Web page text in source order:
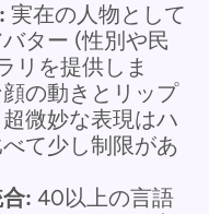
実在の人物として
ター (性別や民
リを提供しま
の動きとリップ
微妙な表現はハ
て少し制限があ
: 40以上の言語